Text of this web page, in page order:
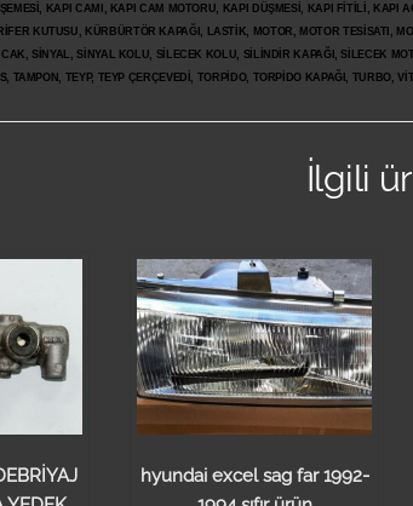
KAPI CAMI, KAPI CAM MOTORU, KAPI DÜŞMESİ, KAPI FİTİLİ, KAPI
KUTUSU, KÜRBÜRTÖR KAPAĞI, LASTİK, MOTOR, MOTOR TESİSATI,
SİNYAL, SİNYAL KOLU, SİLECEK KOLU, SİLİNDİR KAPAĞI, SİLECEK
TAMPON, TEYP, TEYP ÇERÇEVEDİ, TORPİDO, TORPİDO KAPAĞI, TURBO,
İlgili
hyundai excel sag far 1992-